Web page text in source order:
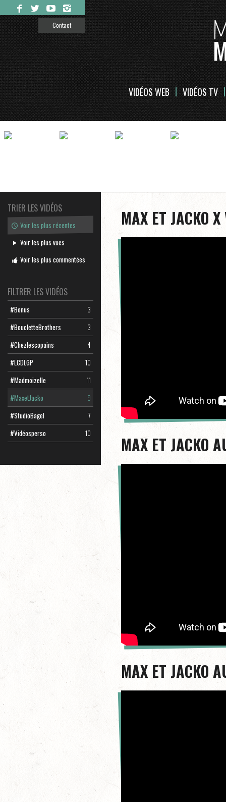
Contact
VIDÉOS WEB VIDÉOS TV
TRIER LES VIDÉOS
Voir les plus récentes
Voir les plus vues
Voir les plus commentées
FILTRER LES VIDÉOS
3
#Bonus
3
#BoucletteBrothers
4
#Chezlescopains
10
#LCDLGP
11
#Madmoizelle
9
#MaxetJacko
7
#StudioBagel
10
#Vidéosperso
MAX ET JACKO X
MAX ET JACKO
MAX ET JACKO